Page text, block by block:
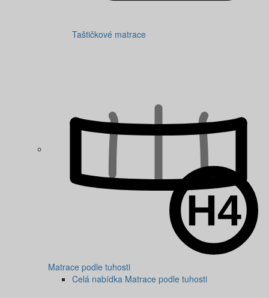
Taštičkové matrace
Matrace podle tuhosti
Celá nabídka Matrace podle tuhosti